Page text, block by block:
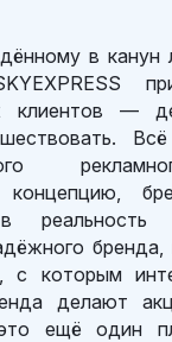
в канун
клиентов —
концепцию,
в
с которым
делают
ещё один